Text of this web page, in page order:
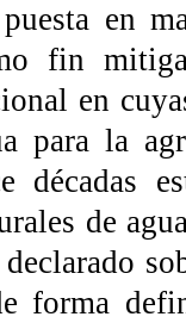
en
fin
en
para la
décadas
de
declarado
forma